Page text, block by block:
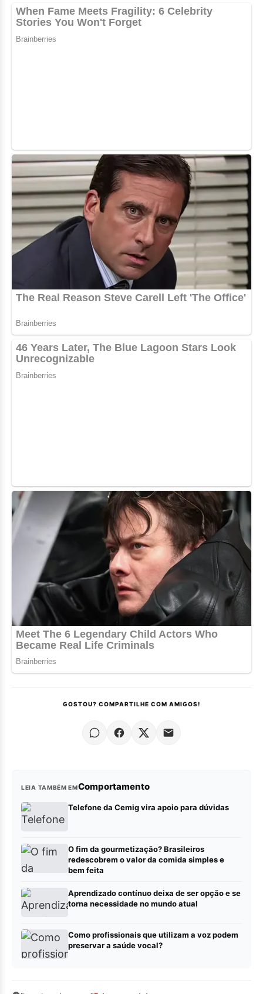
GOSTOU? COMPARTILHE COM AMIGOS!
LEIA TAMBÉM EMComportamento
Telefone da Cemig vira apoio para dúvidas
O fim da gourmetização? Brasileiros
redescobrem o valor da comida simples e
bem feita
Aprendizado contínuo deixa de ser opção e se
torna necessidade no mundo atual
Como profissionais que utilizam a voz podem
preservar a saúde vocal?